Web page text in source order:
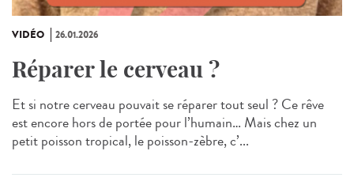
VIDÉO 26.01.2026
Réparer le cerveau ?
Et si notre cerveau pouvait se réparer tout seul ? Ce rêve
est encore hors de portée pour l’humain… Mais chez un
petit poisson tropical, le poisson‑zèbre, c’...